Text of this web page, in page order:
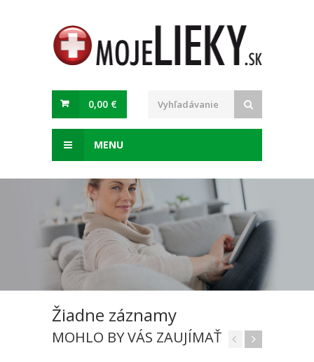
0,00 €
MENU
Žiadne záznamy
MOHLO BY VÁS ZAUJÍMAŤ